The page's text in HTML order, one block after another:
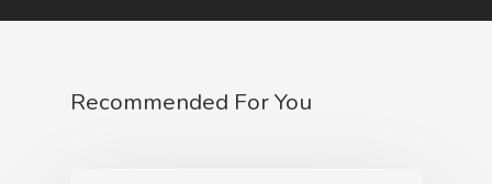
Recommended For You